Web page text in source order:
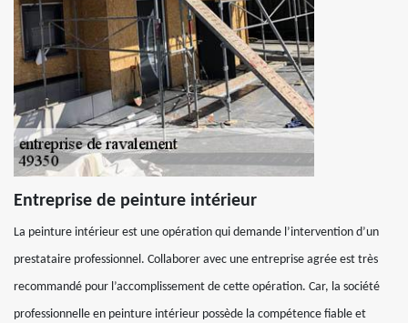
Entreprise de peinture intérieur
La peinture intérieur est une opération qui demande l’intervention d’un
prestataire professionnel. Collaborer avec une entreprise agrée est très
recommandé pour l’accomplissement de cette opération. Car, la société
professionnelle en peinture intérieur possède la compétence fiable et